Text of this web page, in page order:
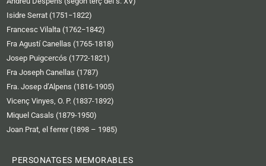
Isidre Serrat (1751−1822)
Francesc Vilalta (1762−1842)
Fra Agustí Canellas (1765-1818)
Josep Puigcercós (1772-1821)
Fra Joseph Canellas (1787)
Fra. Josep d’Alpens (1816-1905)
Vicenç Vinyes, O. P. (1837-1892)
Miquel Casals (1879-1950)
Joan Prat, el ferrer (1898 – 1985)
PERSONATGES MEMORABLES